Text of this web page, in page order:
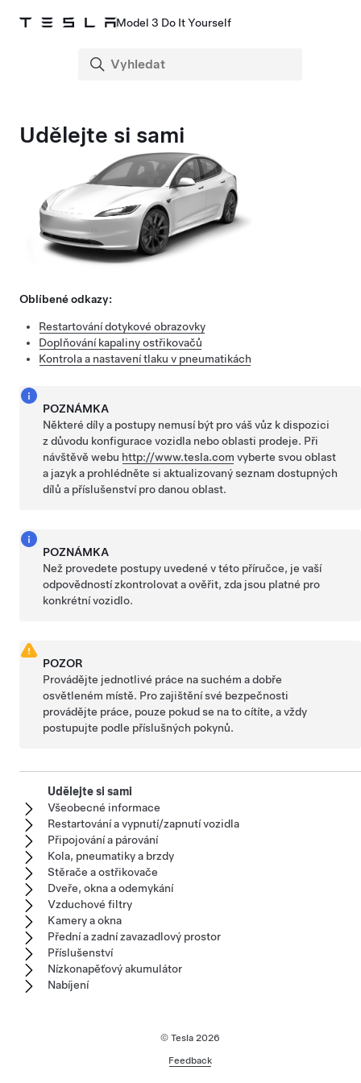
Model 3 Do It Yourself
Udělejte si sami
Oblíbené odkazy:
Restartování dotykové obrazovky
Doplňování kapaliny ostřikovačů
Kontrola a nastavení tlaku v pneumatikách
POZNÁMKA
Některé díly a postupy nemusí být pro váš vůz k dispozici
z důvodu konfigurace vozidla nebo oblasti prodeje. Při
návštěvě webu http://www.tesla.com vyberte svou oblast
a jazyk a prohlédněte si aktualizovaný seznam dostupných
dílů a příslušenství pro danou oblast.
POZNÁMKA
Než provedete postupy uvedené v této příručce, je vaší
odpovědností zkontrolovat a ověřit, zda jsou platné pro
konkrétní vozidlo.
POZOR
Provádějte jednotlivé práce na suchém a dobře
osvětleném místě. Pro zajištění své bezpečnosti
provádějte práce, pouze pokud se na to cítíte, a vždy
postupujte podle příslušných pokynů.
Udělejte si sami
Všeobecné informace
Restartování a vypnutí/zapnutí vozidla
Připojování a párování
Kola, pneumatiky a brzdy
Stěrače a ostřikovače
Dveře, okna a odemykání
Vzduchové filtry
Kamery a okna
Přední a zadní zavazadlový prostor
Příslušenství
Nízkonapěťový akumulátor
Nabíjení
© Tesla 2026
Feedback